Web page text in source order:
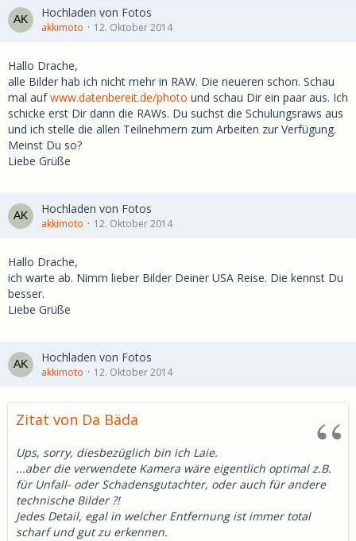
Hochladen von Fotos
akkimoto 12. Oktober 2014
Hallo Drache,
alle Bilder hab ich nicht mehr in RAW. Die neueren schon. Schau
mal aufwww.datenbereit.de/photo und schau Dir ein paar aus. Ich
schicke erst Dir dann die RAWs. Du suchst die Schulungsraws aus
und ich stelle die allen Teilnehmern zum Arbeiten zur Verfügung.
Meinst Du so?
Liebe Grüße
Hochladen von Fotos
akkimoto 12. Oktober 2014
Hallo Drache,
ich warte ab. Nimm lieber Bilder Deiner USA Reise. Die kennst Du
besser.
Liebe Grüße
Hochladen von Fotos
akkimoto 12. Oktober 2014
Zitat von Da Bäda
Ups, sorry, diesbezüglich bin ich Laie.
...aber die verwendete Kamera wäre eigentlich optimal z.B.
für Unfall- oder Schadensgutachter, oder auch für andere
technische Bilder ?!
Jedes Detail, egal in welcher Entfernung ist immer total
scharf und gut zu erkennen.